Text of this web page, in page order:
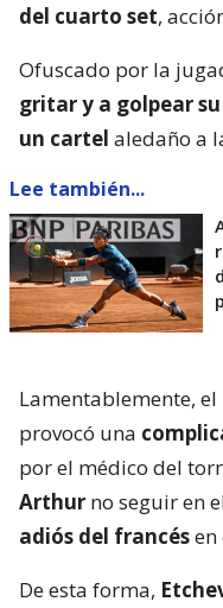
del cuarto set,
Ofuscado por la
gritar y a golpear
un cartel aledaño a
Lee también...
Lamentablemente, el
provocó una
por el médico del
Arthur no seguir en
adiós del francésen
De esta forma,